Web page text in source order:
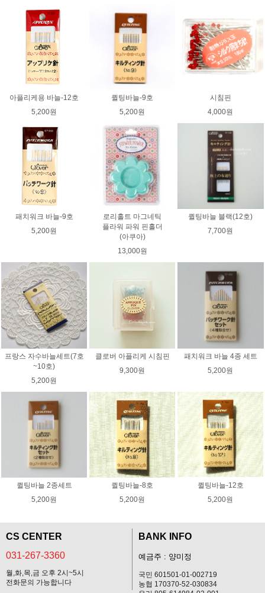
아플리케용 바늘-12호
5,200원
퀼팅바늘-9호
5,200원
시침핀
4,000원
패치워크 바늘-9호
5,200원
로리홀트 마그네틱
플라워 파워 핀홀더
(아쿠아)
13,000원
퀼팅바늘 블랙(12호)
7,700원
프랑스 자수바늘세트(7호
~10호)
5,200원
클로버 아플리케 시침핀
9,300원
패치워크 바늘 4종 세트
5,200원
퀼팅바늘 2종세트
5,200원
퀼팅바늘-8호
5,200원
퀼팅바늘-12호
5,200원
CS CENTER
031-267-3360
월,화,목,금 오후 2시~5시
전화문의 가능합니다
BANK INFO
예금주 : 양미정
국민 601501-01-002719
농협 170370-52-030834